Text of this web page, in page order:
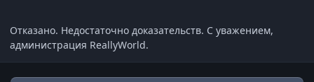
Отказано. Недостаточно доказательств. С уважением,
администрация ReallyWorld.